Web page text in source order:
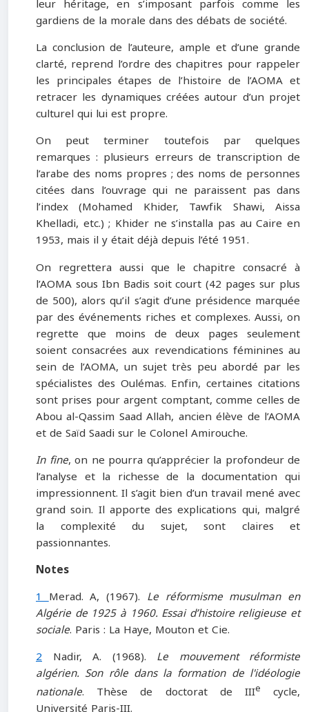
leur héritage, en s’imposant parfois comme les
gardiens de la morale dans des débats de société.
La conclusion de l’auteure, ample et d’une grande
clarté, reprend l’ordre des chapitres pour rappeler
les principales étapes de l’histoire de l’AOMA et
retracer les dynamiques créées autour d’un projet
culturel qui lui est propre.
On peut terminer toutefois par quelques
remarques : plusieurs erreurs de transcription de
l’arabe des noms propres ; des noms de personnes
citées dans l’ouvrage qui ne paraissent pas dans
l’index (Mohamed Khider, Tawfik Shawi, Aissa
Khelladi, etc.) ; Khider ne s’installa pas au Caire en
1953, mais il y était déjà depuis l’été 1951.
On regrettera aussi que le chapitre consacré à
l’AOMA sous Ibn Badis soit court (42 pages sur plus
de 500), alors qu’il s’agit d’une présidence marquée
par des événements riches et complexes. Aussi, on
regrette que moins de deux pages seulement
soient consacrées aux revendications féminines au
sein de l’AOMA, un sujet très peu abordé par les
spécialistes des Oulémas. Enfin, certaines citations
sont prises pour argent comptant, comme celles de
Abou al-Qassim Saad Allah, ancien élève de l’AOMA
et de Saïd Saadi sur le Colonel Amirouche.
In fine, on ne pourra qu’apprécier la profondeur de
l’analyse et la richesse de la documentation qui
impressionnent. Il s’agit bien d’un travail mené avec
grand soin. Il apporte des explications qui, malgré
la complexité du sujet, sont claires et
passionnantes.
Notes
1Merad. A, (1967). Le réformisme musulman en
Algérie de 1925 à 1960. Essai d’histoire religieuse et
sociale. Paris : La Haye, Mouton et Cie.
2 Nadir, A. (1968). Le mouvement réformiste
algérien. Son rôle dans la formation de l'idéologie
nationale. Thèse de doctorat de IIIe
cycle,